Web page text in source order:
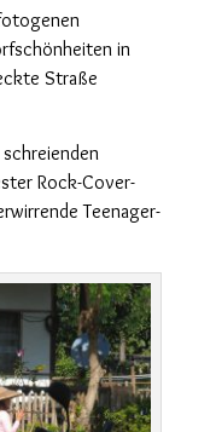
in
Straße
Rock-Cover-
Teenager-